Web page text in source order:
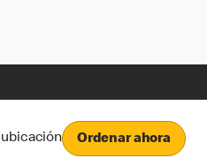
Ordenar ahora